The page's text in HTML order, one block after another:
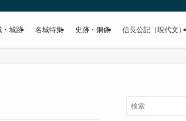
戦国時代）、江戸時代と幅広くご紹介致します。
・城跡 名城特集 史跡・銅像 信長公記（現代文）